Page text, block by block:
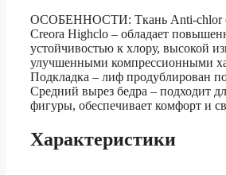
ОСОБЕННОСТИ: Ткань Anti-chlor
Creora Highclo – обладает
устойчивостью к хлору, высокой
улучшенными компрессионными
Подкладка – лиф продублирован
Средний вырез бедра – подходит
фигуры, обеспечивает комфорт и
Характеристики